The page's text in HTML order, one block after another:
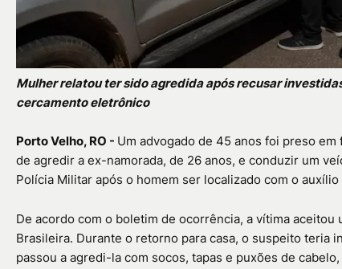
Mulher relatou ter sido agredida após recusar
cercamento eletrônico
Porto Velho, RO - Um advogado de 45 anos foi preso
de agredir a ex-namorada, de 26 anos, e conduzir um
Polícia Militar após o homem ser localizado com o
De acordo com o boletim de ocorrência, a vítima
Brasileira. Durante o retorno para casa, o suspeito teria
passou a agredi-la com socos, tapas e puxões de